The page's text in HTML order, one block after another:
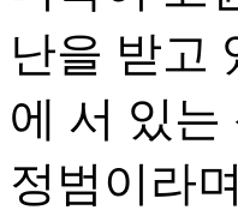
난을 받고
에 서 있
정범이라